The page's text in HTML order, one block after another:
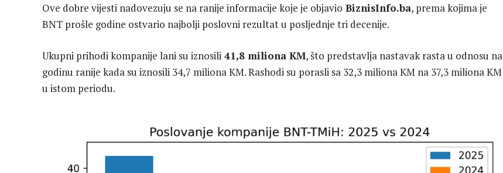
Ove dobre vijesti nadovezuju se na ranije informacije koje je objavio BiznisInfo.ba, prema kojima je
BNT prošle godine ostvario najbolji poslovni rezultat u posljednje tri decenije.
Ukupni prihodi kompanije lani su iznosili 41,8 miliona KM, što predstavlja nastavak rasta u odnosu na
godinu ranije kada su iznosili 34,7 miliona KM. Rashodi su porasli sa 32,3 miliona KM na 37,3 miliona KM
u istom periodu.